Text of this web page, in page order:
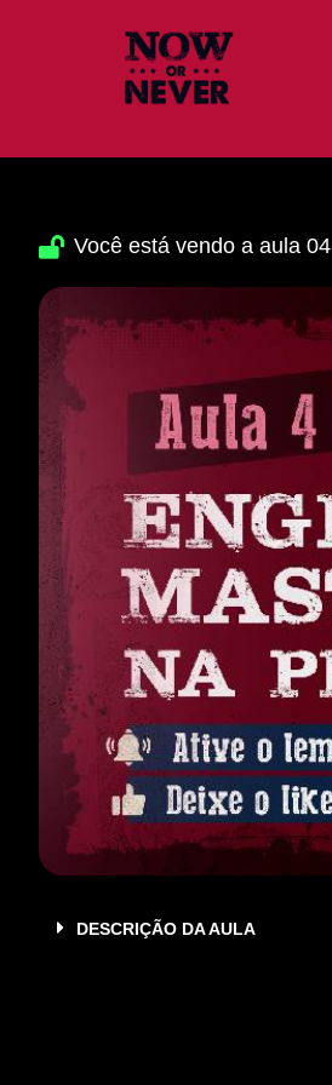
Você está vendo a aula 04
DESCRIÇÃO DA AULA